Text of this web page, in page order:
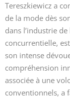
Tereszkiewicz a
de la mode dès
dans l’industrie
concurrentielle,
son intense
compréhension
associée à une
conventionnels, a